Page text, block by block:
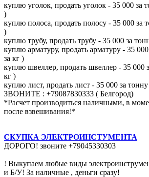
куплю уголок, продать уголок - 35 000 за
)
куплю полоса, продать полосу - 35 000 за
)
куплю трубу, продать трубу - 35 000 за
куплю арматуру, продать арматуру - 35
за кг )
куплю швеллер, продать швеллер - 35 000
кг )
куплю лист, продать лист - 35 000 за
ЗВОНИТЕ : +79087830333 ( Белгород)
*Расчет производиться наличными, в
после взвешивания!*
СКУПКА ЭЛЕКТРОИНСТУМЕНТА
ДОРОГО! звоните +79045330303
! Выкупаем любые виды
и Б/У! За наличные , деньги сразу!